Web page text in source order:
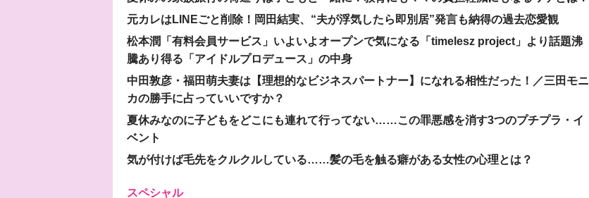
元カレはLINEごと削除！岡田結実、“夫が浮気したら即別居”発言も納得の過去恋愛観
松本潤「有料会員サービス」いよいよオープンで気になる「timelesz project」より話題沸
騰あり得る「アイドルプロデュース」の中身
中田敦彦・福田萌夫妻は【理想的なビジネスパートナー】になれる相性だった！／三田モニ
カの勝手に占っていいですか？
夏休みなのに子どもをどこにも連れて行ってない……この罪悪感を消す3つのプチプラ・イ
ベント
気が付けば毛先をクルクルしている……髪の毛を触る癖がある女性の心理とは？
スペシャル